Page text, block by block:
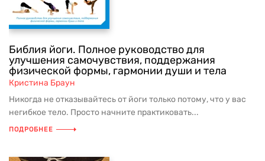
Библия йоги. Полное руководство для
улучшения самочувствия, поддержания
физической формы, гармонии души и тела
Кристина Браун
Никогда не отказывайтесь от йоги только потому, что у вас
негибкое тело. Просто начните практиковать...
ПОДРОБНЕЕ